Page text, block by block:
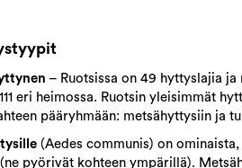
– Ruotsissa on 49 hyttyslajia ja
eri heimossa. Ruotsin yleisimmät
pääryhmään: metsähyttysiin ja
(Aedes communis) on
pyörivät kohteen ympärillä).